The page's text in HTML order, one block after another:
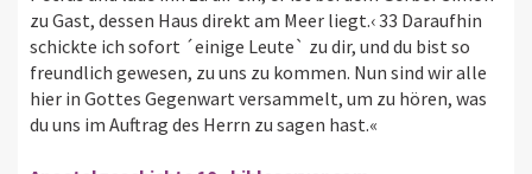
zu Gast, dessen Haus direkt am Meer liegt.‹ 33 Daraufhin
schickte ich sofort ´einige Leute` zu dir, und du bist so
freundlich gewesen, zu uns zu kommen. Nun sind wir alle
hier in Gottes Gegenwart versammelt, um zu hören, was
du uns im Auftrag des Herrn zu sagen hast.«